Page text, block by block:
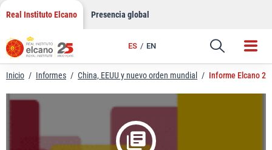
Saltar
contenido
Real Instituto Elcano Presencia global
ES EN
Enlace
Inicio / Informes / China, EEUU y nuevo orden mundial / Informe Elcano